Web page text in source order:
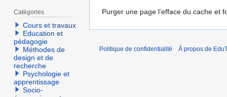
Purger une page l’efface du cache et
Catégories
Cours et travaux
Education et
pédagogie
Méthodes de
design et de
recherche
Psychologie et
apprentissage
Socio-
Politique de confidentialité À propos de